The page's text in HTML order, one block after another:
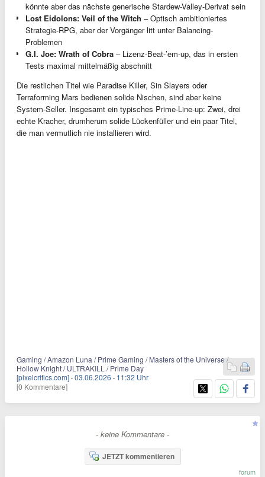
könnte aber das nächste generische Stardew-Valley-Derivat sein
Lost Eidolons: Veil of the Witch – Optisch ambitioniertes
Strategie-RPG, aber der Vorgänger litt unter Balancing-
Problemen
G.I. Joe: Wrath of Cobra – Lizenz-Beat-’em-up, das in ersten
Tests maximal mittelmäßig abschnitt
Die restlichen Titel wie Paradise Killer, Sin Slayers oder
Terraforming Mars bedienen solide Nischen, sind aber keine
System-Seller. Insgesamt ein typisches Prime-Line-up: Zwei, drei
echte Kracher, drumherum solide Lückenfüller und ein paar Titel,
die man vermutlich nie installieren wird.
Gaming / Amazon Luna / Prime Gaming / Masters of the Universe /
Hollow Knight / ULTRAKILL / Prime Day
[pixelcritics.com] ·03.06.2026 · 11:32 Uhr
[0 Kommentare]
- keine Kommentare -
JETZT kommentieren
forum